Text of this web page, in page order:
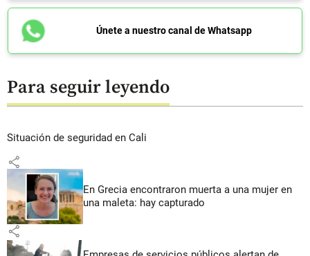
Únete a nuestro canal de Whatsapp
Para seguir leyendo
Situación de seguridad en Cali
share
En Grecia encontraron muerta a una mujer en
una maleta: hay capturado
share